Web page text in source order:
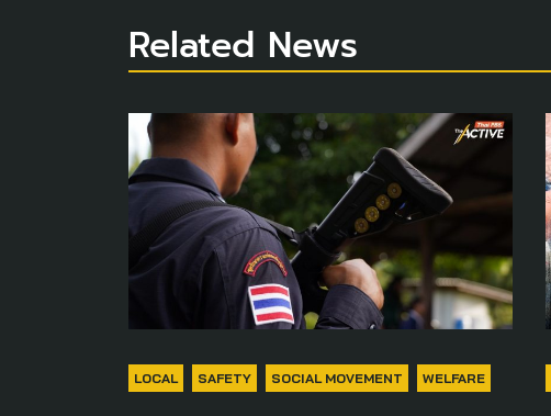
Related News
LOCAL SAFETY SOCIAL MOVEMENT WELFARE